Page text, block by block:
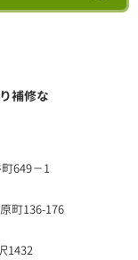
補修な
649－1
町136-176
1432